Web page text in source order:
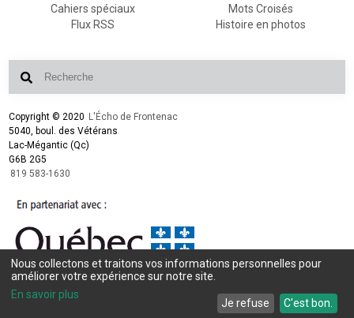
Cahiers spéciaux
Flux RSS
Mots Croisés
Histoire en photos
Copyright © 2020 L'Écho de Frontenac
5040, boul. des Vétérans
Lac-Mégantic (Qc)
G6B 2G5
819 583-1630
Conception et design :L'Écho de Frontenac
Intégration et programmation :
Nous collectons et traitons vos informations personnelles pour
améliorer votre expérience sur notre site.
En savoir plus
Je refuse C'est bon.